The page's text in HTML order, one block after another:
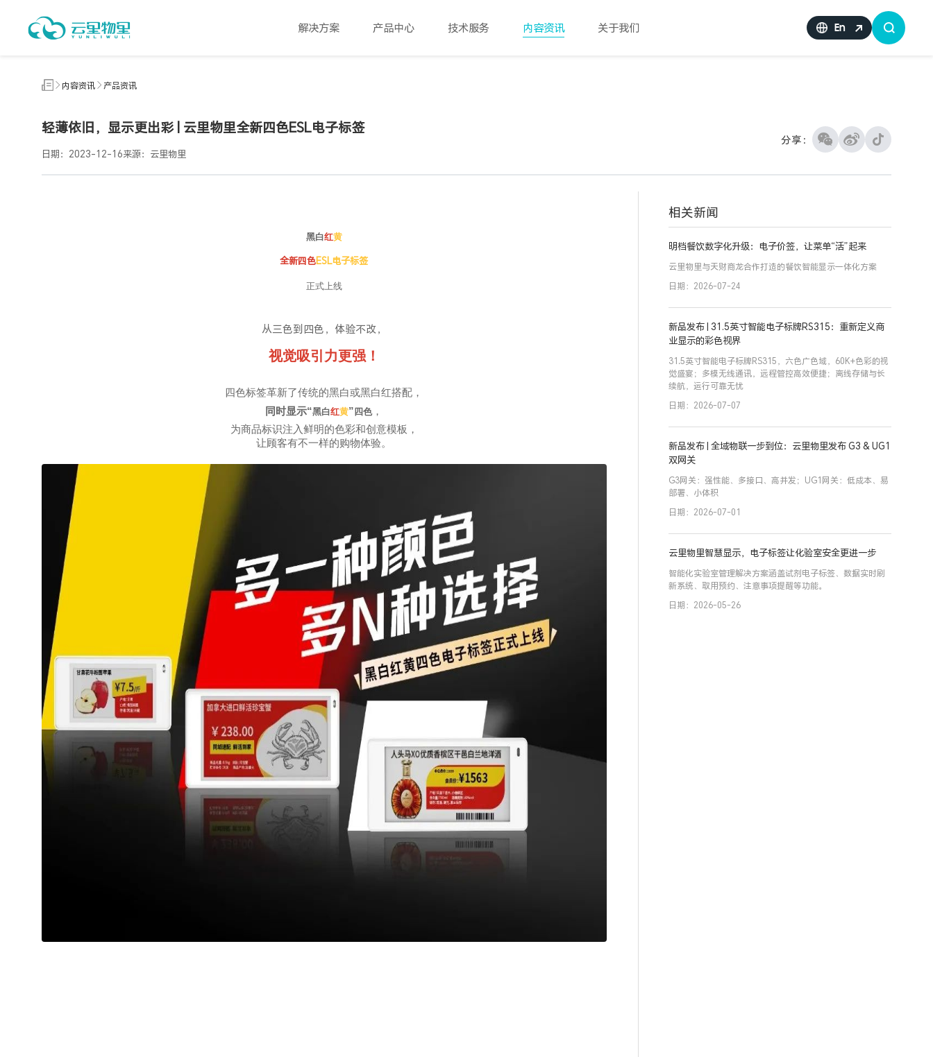
解决方案 产品中心 技术服务 内容资讯 关于我们 En
内容资讯 产品资讯
轻薄依旧，显示更出彩 | 云里物里全新四色ESL电子标签
日期：2023-12-16来源：云里物里
分享：
黑白红黄
全新四色ESL电子标签
正式上线
从三色到四色，体验不改，
视觉吸引力更强！
四色标签革新了传统的黑白或黑白红搭配，
同时显示“黑白红黄” 四色，
为商品标识注入鲜明的色彩和创意模板，
让顾客有不一样的购物体验。
相关新闻
明档餐饮数字化升级：电子价签，让菜单“活”起来
云里物里与天财商龙合作打造的餐饮智能显示一体化方案
日期：2026-07-24
新品发布 | 31.5英寸智能电子标牌RS315：重新定义商
业显示的彩色视界
31.5英寸智能电子标牌RS315，六色广色域，60K+色彩的视
觉盛宴；多模无线通讯，远程管控高效便捷；离线存储与长
续航，运行可靠无忧
日期：2026-07-07
新品发布 | 全域物联一步到位：云里物里发布 G3 & UG1
双网关
G3网关：强性能、多接口、高并发；UG1网关：低成本、易
部署、小体积
日期：2026-07-01
云里物里智慧显示，电子标签让化验室安全更进一步
智能化实验室管理解决方案涵盖试剂电子标签、数据实时刷
新系统、取用预约、注意事项提醒等功能。
日期：2026-05-26